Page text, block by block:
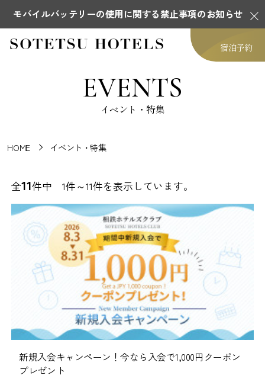
モバイルバッテリーの使用に関する禁止事項のお知らせ
宿泊予約
EVENTS
イベント・特集
HOME イベント・特集
全11件中 1件～11件を表示しています。
新規入会キャンペーン！今なら入会で1,000円クーポン
プレゼント